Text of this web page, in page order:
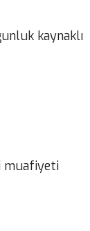
kaynaklı
muafiyeti